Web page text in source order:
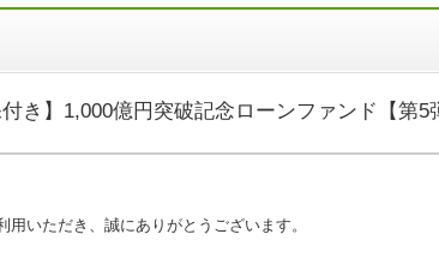
付き】1,000億円突破記念ローンファンド【第
用いただき、誠にありがとうございます。